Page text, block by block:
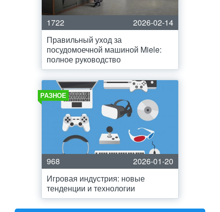
1722
2026-02-14
Правильный уход за
посудомоечной машиной Miele:
полное руководство
РАЗНОЕ
968
2026-01-20
Игровая индустрия: новые
тенденции и технологии